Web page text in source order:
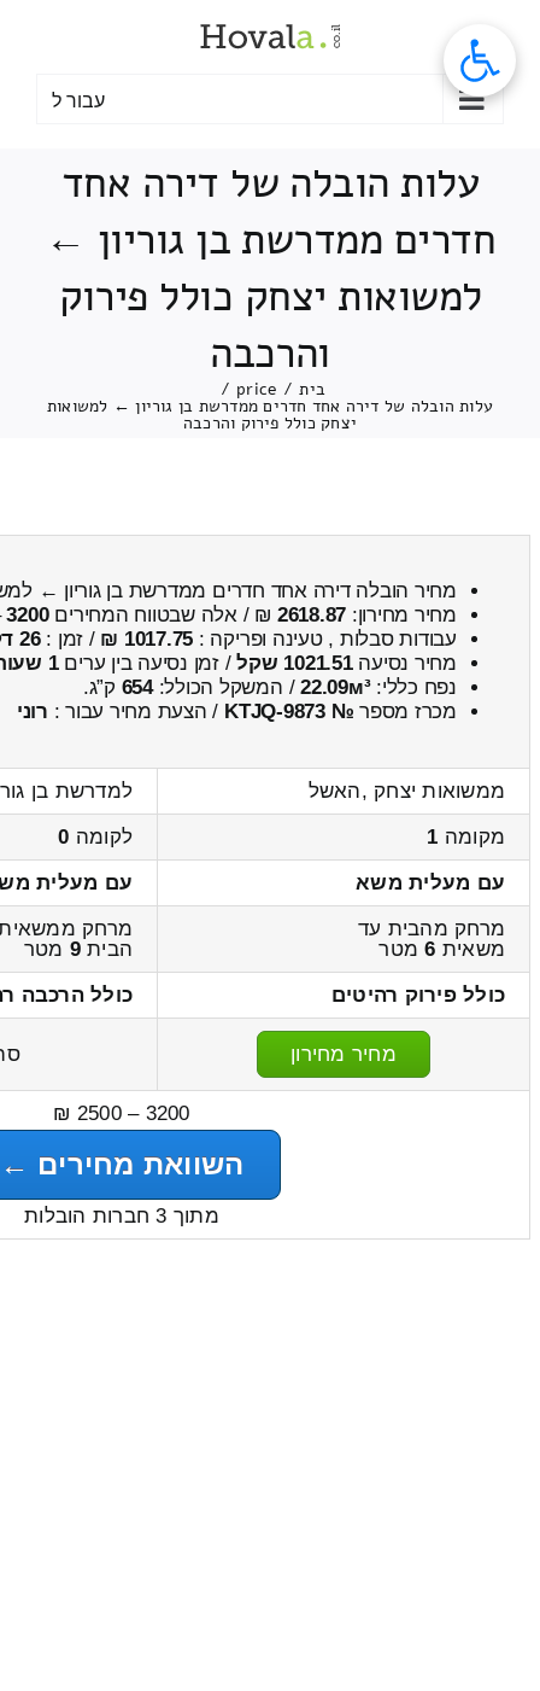
עבור ל
עלות הובלה של דירה אחד
חדרים ממדרשת בן גוריון ←
למשואות יצחק כולל פירוק
והרכבה
בית /
price
/
עלות הובלה של דירה אחד חדרים ממדרשת בן גוריון ← למשואות
יצחק כולל פירוק והרכבה
מחיר הובלה דירה אחד חדרים ממדרשת בן גוריון ←
מחיר מחירון: 2618.87 ₪ / אלה שבטווח המחירים3200
עבודות סבלות , טעינה ופריקה : 1017.75 ₪ / זמן :26 דקות 16 שניות
מחיר נסיעה1021.51 שקל / זמן נסיעה בין ערים1 שעות , 25 דקות
נפח כללי:22.09м³/ המשקל הכולל:654 ק”ג.
מכרז מספר № KTJQ-9873 / הצעת מחיר עבור : רוני
ממשואות יצחק ,האשל
למדרשת בן
מקומה 1 לקומה 0
עם מעלית משא
עם מעלית
מרחק מהבית עד
משאית 6מטר
מרחק
הבית9 מטר
כולל פירוק רהיטים
כולל הרכבה
מחיר מחירון
3200 – 2500 ₪
השוואת מחירים ←
מתוך 3 חברות הובלות